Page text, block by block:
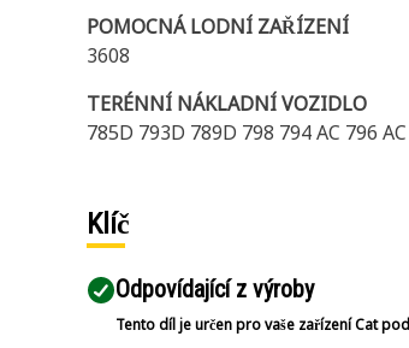
POMOCNÁ LODNÍ ZAŘÍZENÍ
3608
TERÉNNÍ NÁKLADNÍ VOZIDLO
785D 793D 789D 798 794 AC 796
Klíč
Odpovídající z výroby
Tento díl je určen pro vaše zařízení Cat